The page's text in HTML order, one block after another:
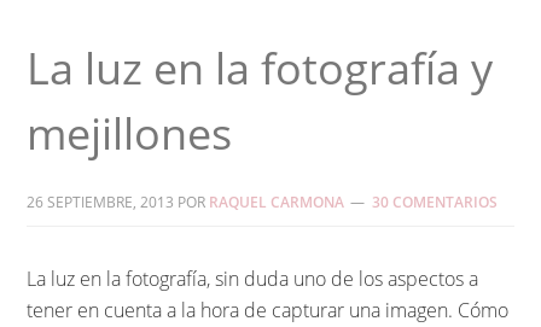
La luz en la fotografía y
mejillones
26 SEPTIEMBRE, 2013 POR RAQUEL CARMONA 30 COMENTARIOS
La luz en la fotografía, sin duda uno de los aspectos a
tener en cuenta a la hora de capturar una imagen. Cómo